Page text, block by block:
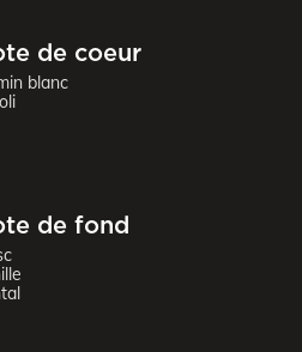
de coeur
blanc
de fond